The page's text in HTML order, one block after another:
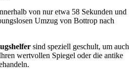
von nur etwa 58 Sekunden und
Umzug von Bottrop nach
sind speziell geschult, um auch
wertvollen Spiegel oder die antike